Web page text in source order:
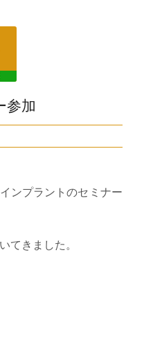
参加
ンプラントのセミナー
てきました。